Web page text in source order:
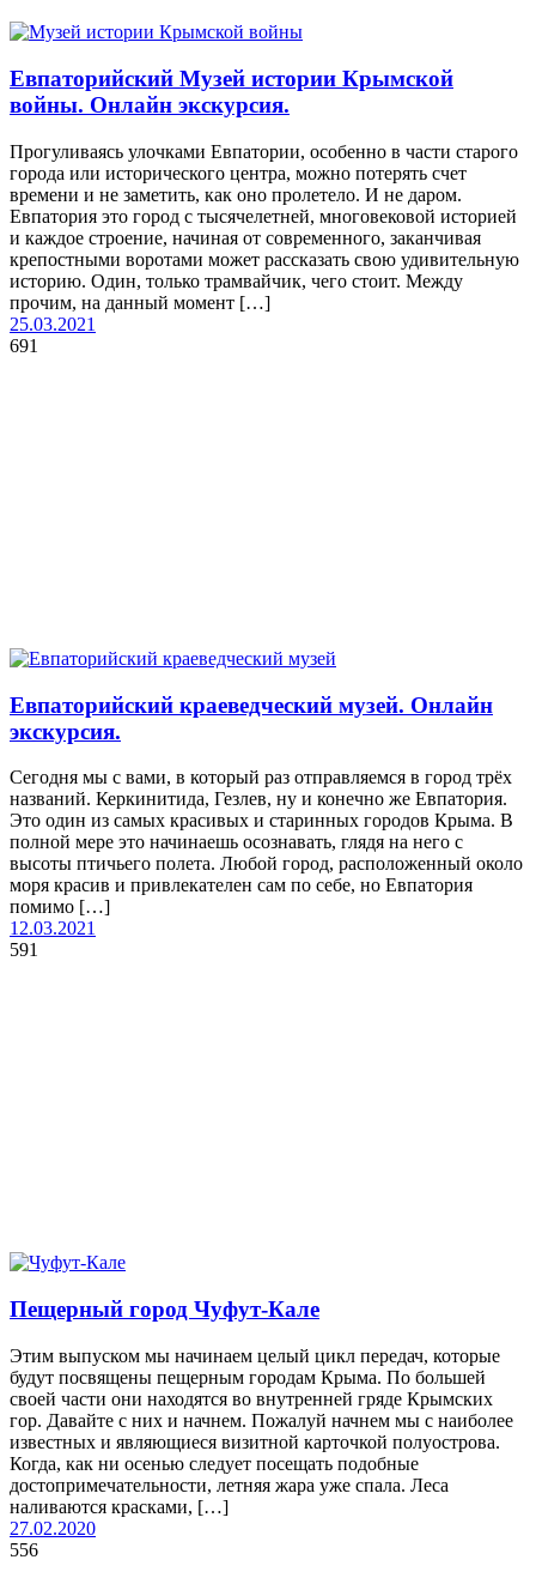
Евпаторийский Музей истории Крымской
войны. Онлайн экскурсия.
Прогуливаясь улочками Евпатории, особенно в части старого
города или исторического центра, можно потерять счет
времени и не заметить, как оно пролетело. И не даром.
Евпатория это город с тысячелетней, многовековой историей
и каждое строение, начиная от современного, заканчивая
крепостными воротами может рассказать свою удивительную
историю. Один, только трамвайчик, чего стоит. Между
прочим, на данный момент […]
25.03.2021
691
Евпаторийский краеведческий музей. Онлайн
экскурсия.
Сегодня мы с вами, в который раз отправляемся в город трёх
названий. Керкинитида, Гезлев, ну и конечно же Евпатория.
Это один из самых красивых и старинных городов Крыма. В
полной мере это начинаешь осознавать, глядя на него с
высоты птичьего полета. Любой город, расположенный около
моря красив и привлекателен сам по себе, но Евпатория
помимо […]
12.03.2021
591
Пещерный город Чуфут-Кале
Этим выпуском мы начинаем целый цикл передач, которые
будут посвящены пещерным городам Крыма. По большей
своей части они находятся во внутренней гряде Крымских
гор. Давайте с них и начнем. Пожалуй начнем мы с наиболее
известных и являющиеся визитной карточкой полуострова.
Когда, как ни осенью следует посещать подобные
достопримечательности, летняя жара уже спала. Леса
наливаются красками, […]
27.02.2020
556